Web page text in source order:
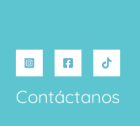
Contáctanos